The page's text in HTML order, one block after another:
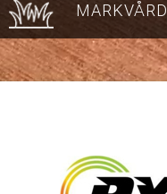
MARKVÅRD